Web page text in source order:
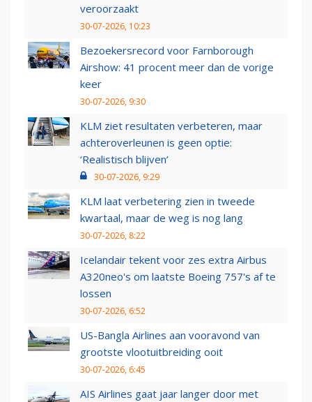
veroorzaakt
30-07-2026, 10:23
Bezoekersrecord voor Farnborough
Airshow: 41 procent meer dan de vorige
keer
30-07-2026, 9:30
KLM ziet resultaten verbeteren, maar
achteroverleunen is geen optie:
‘Realistisch blijven’
30-07-2026, 9:29
KLM laat verbetering zien in tweede
kwartaal, maar de weg is nog lang
30-07-2026, 8:22
Icelandair tekent voor zes extra Airbus
A320neo's om laatste Boeing 757's af te
lossen
30-07-2026, 6:52
US-Bangla Airlines aan vooravond van
grootste vlootuitbreiding ooit
30-07-2026, 6:45
AIS Airlines gaat jaar langer door met